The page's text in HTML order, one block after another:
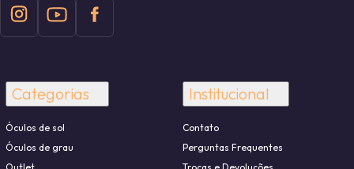
Categorias
Óculos de sol
Óculos de grau
Institucional
Contato
Perguntas Frequentes